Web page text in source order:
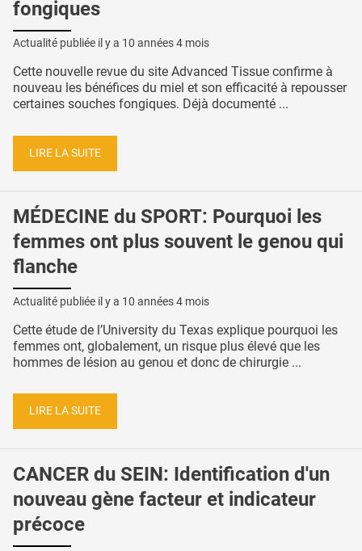
fongiques
Actualité publiée il y a 10 années 4 mois
Cette nouvelle revue du site Advanced Tissue confirme à
nouveau les bénéfices du miel et son efficacité à repousser
certaines souches fongiques. Déjà documenté ...
LIRE LA SUITE
MÉDECINE du SPORT: Pourquoi les
femmes ont plus souvent le genou qui
flanche
Actualité publiée il y a 10 années 4 mois
Cette étude de l’University du Texas explique pourquoi les
femmes ont, globalement, un risque plus élevé que les
hommes de lésion au genou et donc de chirurgie ...
LIRE LA SUITE
CANCER du SEIN: Identification d'un
nouveau gène facteur et indicateur
précoce